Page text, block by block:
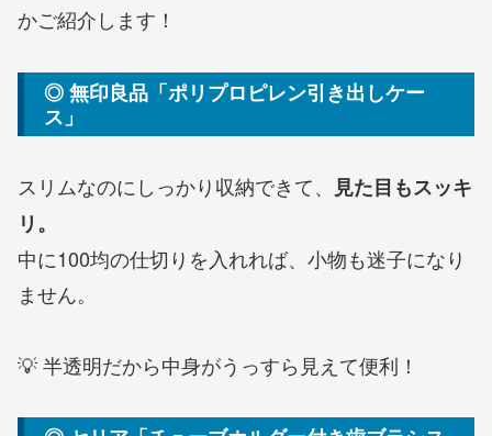
かご紹介します！
◎ 無印良品「ポリプロピレン引き出しケー
ス」
スリムなのにしっかり収納できて、 見た目もスッキ
リ。
中に100均の仕切りを入れれば、小物も迷子になり
ません。
💡 半透明だから中身がうっすら見えて便利！